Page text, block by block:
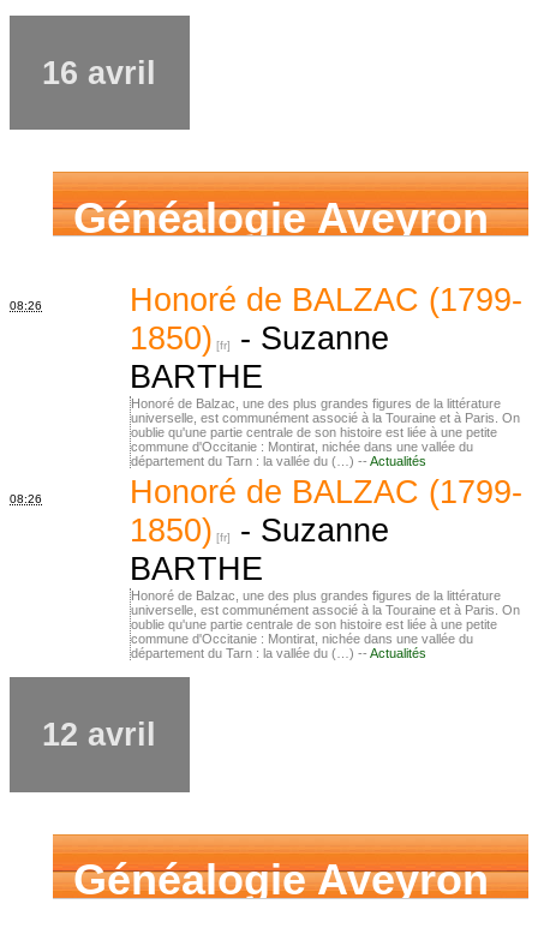
16 avril
Généalogie Aveyron
08:26
Honoré de BALZAC (1799-
1850)
- Suzanne
BARTHE
Honoré de Balzac, une des plus grandes figures de la littérature
universelle, est communément associé à la Touraine et à Paris. On
oublie qu'une partie centrale de son histoire est liée à une petite
commune d'Occitanie : Montirat, nichée dans une vallée du
département du Tarn : la vallée du (…) -- Actualités
08:26
Honoré de BALZAC (1799-
1850)
- Suzanne
BARTHE
Honoré de Balzac, une des plus grandes figures de la littérature
universelle, est communément associé à la Touraine et à Paris. On
oublie qu'une partie centrale de son histoire est liée à une petite
commune d'Occitanie : Montirat, nichée dans une vallée du
département du Tarn : la vallée du (…) -- Actualités
12 avril
Généalogie Aveyron